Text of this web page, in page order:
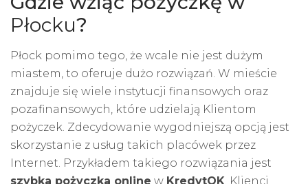
Płocku?
Płock pomimo tego, że wcale nie jest dużym
miastem, to oferuje dużo rozwiązań. W mieście
znajduje się wiele instytucji finansowych oraz
pozafinansowych, które udzielają Klientom
pożyczek. Zdecydowanie wygodniejszą opcją jest
skorzystanie z usług takich placówek przez
Internet. Przykładem takiego rozwiązania jest
szybka pożyczka online w KredytOK . Klienci